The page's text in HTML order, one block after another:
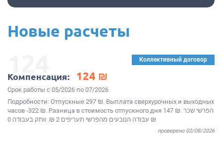
Новые расчеты
Коллективный договор
Компенсация: 124 ₪
Срок работы с 05/2026 по 07/2026
Подробности: Отпускные 297 ₪. Выплата сверхурочных и выходных
часов -322 ₪. Разница в стоимость отпускного дня 147 ₪. הפרשי שכר
עבודה הנובעים מהפרשי תעריפים 2 ₪. וותק בעבודה 0 ₪
проверено 02/08/2026